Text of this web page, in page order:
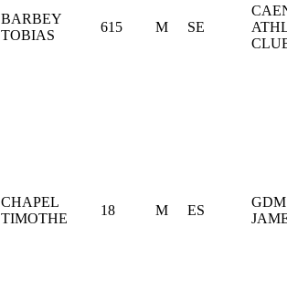
BARBEY
TOBIAS
615 M SE
CHAPEL
TIMOTHE
18 M ES